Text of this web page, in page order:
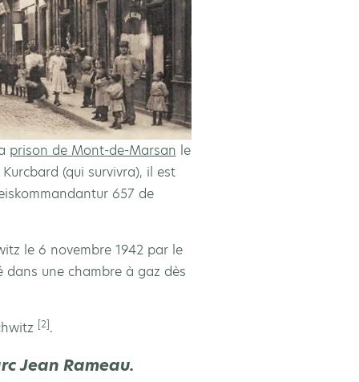
prison de Mont-de-Marsan le
(qui survivra), il est
657 de
le 6 novembre 1942 par le
dans une chambre à gaz dès
[2].
Jean Rameau.